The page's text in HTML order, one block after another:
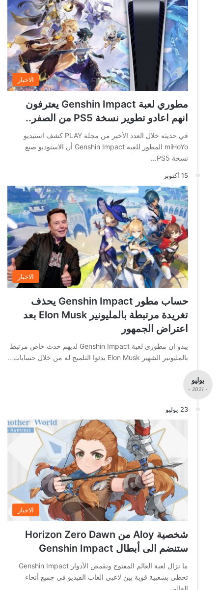
الاخبار
مطوري لعبة Genshin Impact يعترفون
انهم اعادو تطوير نسخة PS5 من الصفر..
في حديثه خلال العدد الأخير من مجلة PLAY كشف استيديو
miHoYo المطور للعبة Genshin Impact أن الاستوديو صنع
نسخة PS5…
15 أكتوبر
الاخبار
حساب مطور Genshin Impact يحذف
تغريدة مرتبطة بالمليونير Elon Musk بعد
اعتراض الجمهور
يبدو ان مطوري لعبة Genshin Impact لديهم حدث خاص مرتبط
بالمليونير الشهير Elon Musk بدئوا التلميح له من خلال حسابات…
يوليو
- 2021 -
23 يوليو
الاخبار
شخصية Aloy من Horizon Zero Dawn
ستنضم الى أبطال Genshin Impact
ما تزال لعبة العالم المفتوح وتقمص الأدوار Genshin Impact
تحظى بشعبية قوية بين لاعبي العاب الفيديو في جميع أنحاء